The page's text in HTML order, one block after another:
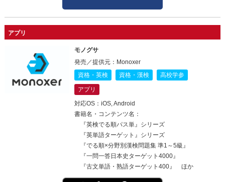
アプリ
モノグサ
発売／提供元：Monoxer
資格・英検
資格・漢検 高校学参
アプリ
対応OS：iOS, Android
書籍名・コンテンツ名：
『英検でる順パス単』シリーズ
『英単語ターゲット』シリーズ
『でる順×分野別漢検問題集 準1～5級』
『一問一答日本史ターゲット4000』
『古文単語・熟語ターゲット400』 ほか